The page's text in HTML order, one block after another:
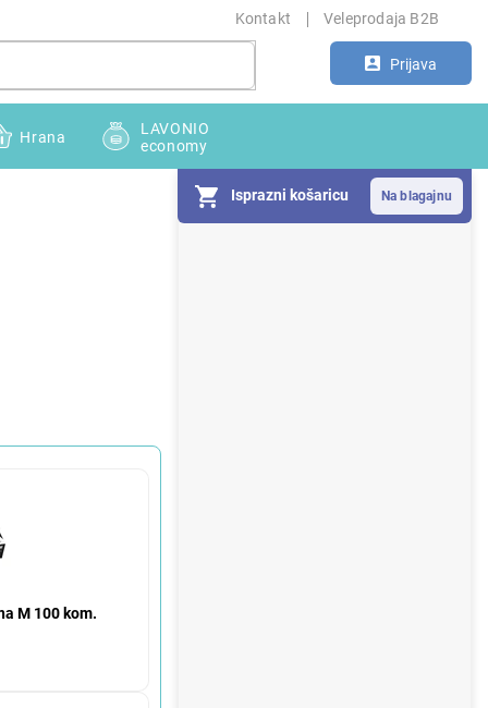
Kontakt Veleprodaja B2B
Prijava
Isprazni košaricu
Hrana
LAVONIO
economy
M 100 kom.